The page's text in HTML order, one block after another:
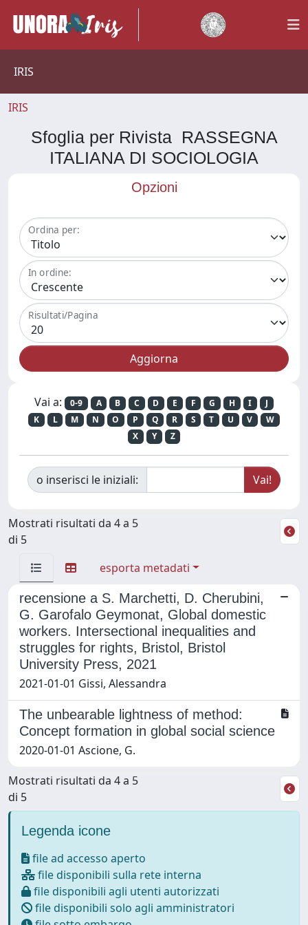
IRIS
IRIS
Sfoglia per Rivista RASSEGNA
ITALIANA DI SOCIOLOGIA
Opzioni
Ordina per:
In ordine:
Risultati/Pagina
Vai a: 0-9 A B C D E F G H I
J
K
L M N O P Q R S T U V
W
X
Y Z
o inserisci le iniziali:
Mostrati risultati da 4 a 5
di 5
esporta metadati
recensione a S. Marchetti, D. Cherubini,
G. Garofalo Geymonat, Global domestic
workers. Intersectional inequalities and
struggles for rights, Bristol, Bristol
University Press, 2021
2021-01-01 Gissi, Alessandra
The unbearable lightness of method:
Concept formation in global social science
2020-01-01 Ascione, G.
Mostrati risultati da 4 a 5
di 5
Legenda icone
file ad accesso aperto
file disponibili sulla rete interna
file disponibili agli utenti autorizzati
file disponibili solo agli amministratori